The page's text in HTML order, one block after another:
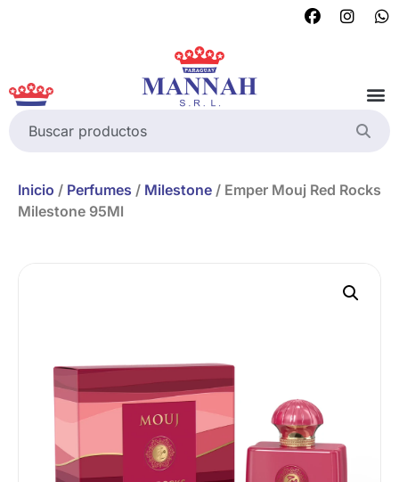
Inicio / Perfumes / Milestone / Emper Mouj Red Rocks
Milestone 95Ml